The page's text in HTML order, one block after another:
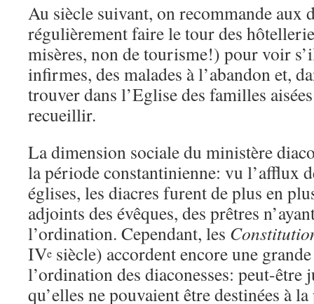
Au siècle suivant, on recommande aux
régulièrement faire le tour des
misères, non de tourisme!) pour voir
infirmes, des malades à l’abandon et,
trouver dans l’Eglise des familles
recueillir.
La dimension sociale du ministère
la période constantinienne: vu l’afflux
églises, les diacres furent de plus en
adjoints des évêques, des prêtres
l’ordination. Cependant, les
IVe siècle) accordent encore une
l’ordination des diaconesses: peut-être
qu’elles ne pouvaient être destinées à